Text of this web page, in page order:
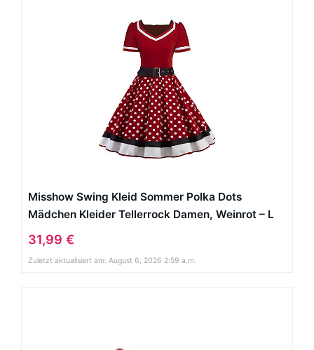
Misshow Swing Kleid Sommer Polka Dots
Mädchen Kleider Tellerrock Damen, Weinrot – L
31,99 €
Zuletzt aktualisiert am: August 6, 2026 2:59 a.m.